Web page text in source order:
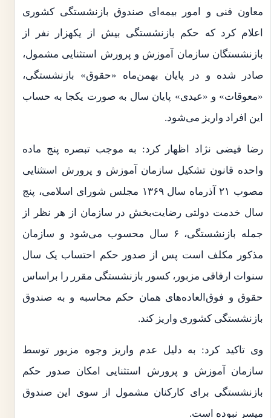
معاون فنی و امور بیمه‌ای صندوق بازنشستگی کشوری
اعلام کرد که حکم بازنشستگی بیش از یکهزار نفر از
بازنشستگان سازمان آموزش و پرورش استثنایی مشمول،
صادر شده و در پایان بهمن‌ماه «حقوق» بازنشستگی،
«معوقات» و «عیدی» پایان سال به صورت یکجا به حساب
این افراد واریز می‌شود.
رضا فیضی نژاد اظهار کرد: به موجب تبصره پنج ماده
واحده قانون تشکیل سازمان آموزش و پرورش استثنایی
مصوب ۲۱ آذرماه سال ۱۳۶۹ مجلس شورای اسلامی، پنج
سال خدمت دولتی رضایت‌بخش در سازمان از هر نظر از
جمله بازنشستگی، ۶ سال محسوب می‌شود و سازمان
مذکور مکلف است پس از صدور حکم احتساب یک سال
سنوات ارفاقی مزبور، کسور بازنشستگی مقرر را براساس
حقوق و فوق‌العاده‌های همان حکم محاسبه و به صندوق
بازنشستگی کشوری واریز کند.
وی تاکید کرد: به دلیل عدم واریز وجوه مزبور توسط
سازمان آموزش و پرورش استثنایی امکان صدور حکم
بازنشستگی برای کارکنان مشمول از سوی این صندوق
میسر نبوده است.